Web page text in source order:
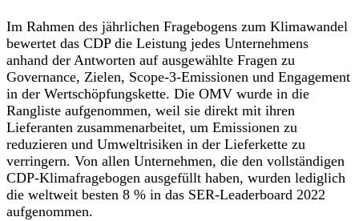
Im Rahmen des jährlichen Fragebogens zum Klimawandel
bewertet das CDP die Leistung jedes Unternehmens
anhand der Antworten auf ausgewählte Fragen zu
Governance, Zielen, Scope-3-Emissionen und Engagement
in der Wertschöpfungskette. Die OMV wurde in die
Rangliste aufgenommen, weil sie direkt mit ihren
Lieferanten zusammenarbeitet, um Emissionen zu
reduzieren und Umweltrisiken in der Lieferkette zu
verringern. Von allen Unternehmen, die den vollständigen
CDP-Klimafragebogen ausgefüllt haben, wurden lediglich
die weltweit besten 8 % in das SER-Leaderboard 2022
aufgenommen.